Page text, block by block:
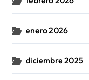
enero 2026
diciembre 2025